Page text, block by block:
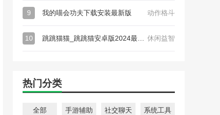
9 我的喵会功夫下载安装最新版 动作格斗
10 休闲益智
热门分类
全部 手游辅助 社交聊天 系统工具